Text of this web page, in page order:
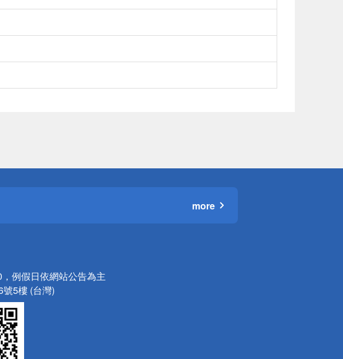
more
例假日依網站公告為主
5樓 (台灣)